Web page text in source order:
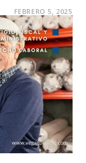
FEBRERO 5, 2025